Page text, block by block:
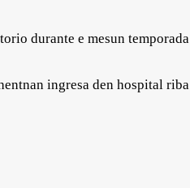
durante e mesun temporada
ingresa den hospital riba